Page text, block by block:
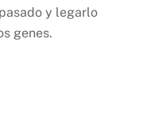
y legarlo
genes.